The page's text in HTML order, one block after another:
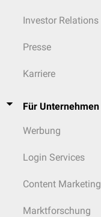
Investor Relations
Presse
Karriere
Für Unternehmen
Werbung
Login Services
Content Marketing
Marktforschung